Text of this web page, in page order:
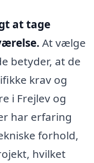
at tage
At vælge
betyder, at de
krav og
i Frejlev og
har erfaring
forhold,
hvilket